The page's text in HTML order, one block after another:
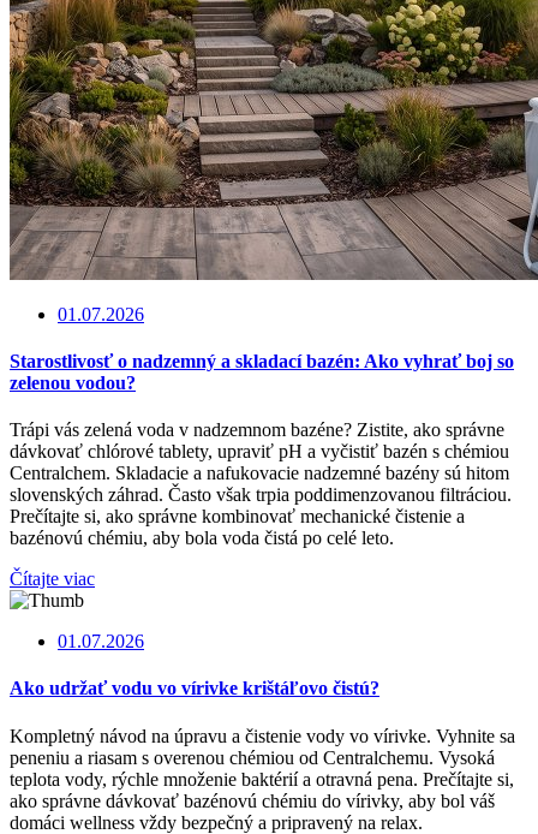
01.07.2026
Starostlivosť o nadzemný a skladací bazén: Ako vyhrať boj so
zelenou vodou?
Trápi vás zelená voda v nadzemnom bazéne? Zistite, ako správne
dávkovať chlórové tablety, upraviť pH a vyčistiť bazén s chémiou
Centralchem. Skladacie a nafukovacie nadzemné bazény sú hitom
slovenských záhrad. Často však trpia poddimenzovanou filtráciou.
Prečítajte si, ako správne kombinovať mechanické čistenie a
bazénovú chémiu, aby bola voda čistá po celé leto.
Čítajte viac
01.07.2026
Ako udržať vodu vo vírivke krištáľovo čistú?
Kompletný návod na úpravu a čistenie vody vo vírivke. Vyhnite sa
peneniu a riasam s overenou chémiou od Centralchemu. Vysoká
teplota vody, rýchle množenie baktérií a otravná pena. Prečítajte si,
ako správne dávkovať bazénovú chémiu do vírivky, aby bol váš
domáci wellness vždy bezpečný a pripravený na relax.